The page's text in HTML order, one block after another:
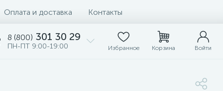
Оплата и доставка Контакты
8 (800) 301 30 29
ПН-ПТ 9:00-19:00 Избранное Корзина Войти